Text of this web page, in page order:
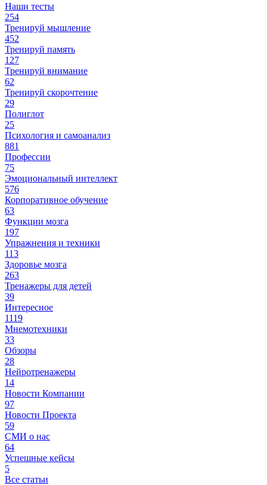
Наши тесты
254
Тренируй мышление
452
Тренируй память
127
Тренируй внимание
62
Тренируй скорочтение
29
Полиглот
25
Психология и самоанализ
881
Профессии
75
Эмоциональный интеллект
576
Корпоративное обучение
63
Функции мозга
197
Упражнения и техники
113
Здоровье мозга
263
Тренажеры для детей
39
Интересное
1119
Мнемотехники
33
Обзоры
28
Нейротренажеры
14
Новости Компании
97
Новости Проекта
59
СМИ о нас
64
Успешные кейсы
5
Все статьи